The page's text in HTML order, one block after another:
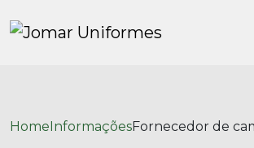
HomeInformaçõesFornecedor de